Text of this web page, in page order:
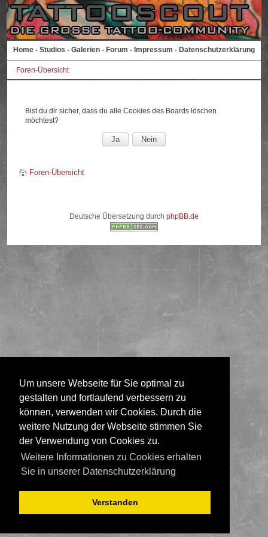
Um unsere Webseite für Sie optimal zu
gestalten und fortlaufend verbessern zu
können, verwenden wir Cookies. Durch die
weitere Nutzung der Webseite stimmen Sie
der Verwendung von Cookies zu.
Weitere Informationen zu Cookies erhalten
Sie in unserer Datenschutzerklärung
Verstanden
Home - Studios - Galerien - Forum - Impressum - Datenschutzerklärung
Foren-Übersicht
Bist du dir sicher, dass du alle Cookies des Boards löschen
möchtest?
Foren-Übersicht
Deutsche Übersetzung durch phpBB.de